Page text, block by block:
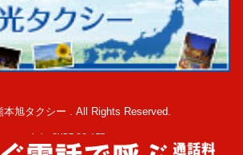
旭タクシー . All Rights Reserved.
made by CUBE CO.,LTD.